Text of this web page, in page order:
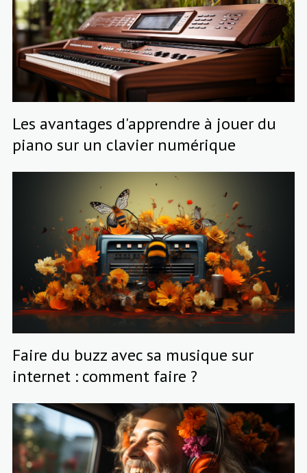
Les avantages d'apprendre à jouer du
piano sur un clavier numérique
Faire du buzz avec sa musique sur
internet : comment faire ?